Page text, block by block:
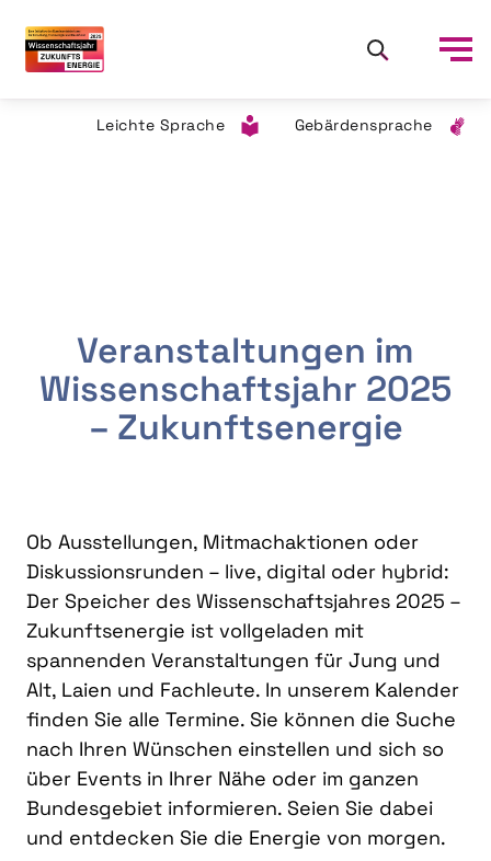
Leichte Sprache Gebärdensprache
Veranstaltungen im
Wissenschaftsjahr 2025
– Zukunftsenergie
Ob Ausstellungen, Mitmachaktionen oder
Diskussionsrunden – live, digital oder hybrid:
Der Speicher des Wissenschaftsjahres 2025 –
Zukunftsenergie ist vollgeladen mit
spannenden Veranstaltungen für Jung und
Alt, Laien und Fachleute. In unserem Kalender
finden Sie alle Termine. Sie können die Suche
nach Ihren Wünschen einstellen und sich so
über Events in Ihrer Nähe oder im ganzen
Bundesgebiet informieren. Seien Sie dabei
und entdecken Sie die Energie von morgen.